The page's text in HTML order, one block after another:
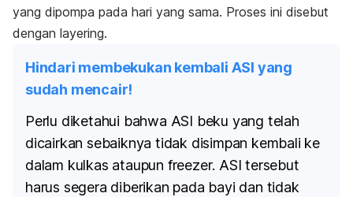
yang dipompa pada hari yang sama. Proses ini disebut
dengan layering.
Hindari membekukan kembali ASI yang
sudah mencair!
Perlu diketahui bahwa ASI beku yang telah
dicairkan sebaiknya tidak disimpan kembali ke
dalam kulkas ataupun freezer. ASI tersebut
harus segera diberikan pada bayi dan tidak